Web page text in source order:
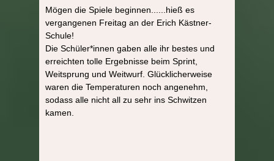
Mögen die Spiele beginnen......hieß es
vergangenen Freitag an der Erich Kästner-
Schule!
Die Schüler*innen gaben alle ihr bestes und
erreichten tolle Ergebnisse beim Sprint,
Weitsprung und Weitwurf. Glücklicherweise
waren die Temperaturen noch angenehm,
sodass alle nicht all zu sehr ins Schwitzen
kamen.